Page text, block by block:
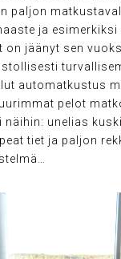
paljon
ja
on jäänyt sen
automatkustus
pelot
näihin: unelias
tiet ja paljon